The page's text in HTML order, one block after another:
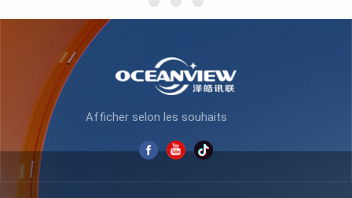
APPRENDRE
ENCORE PLUS
APPRENDRE
Afficher selon les souhaits